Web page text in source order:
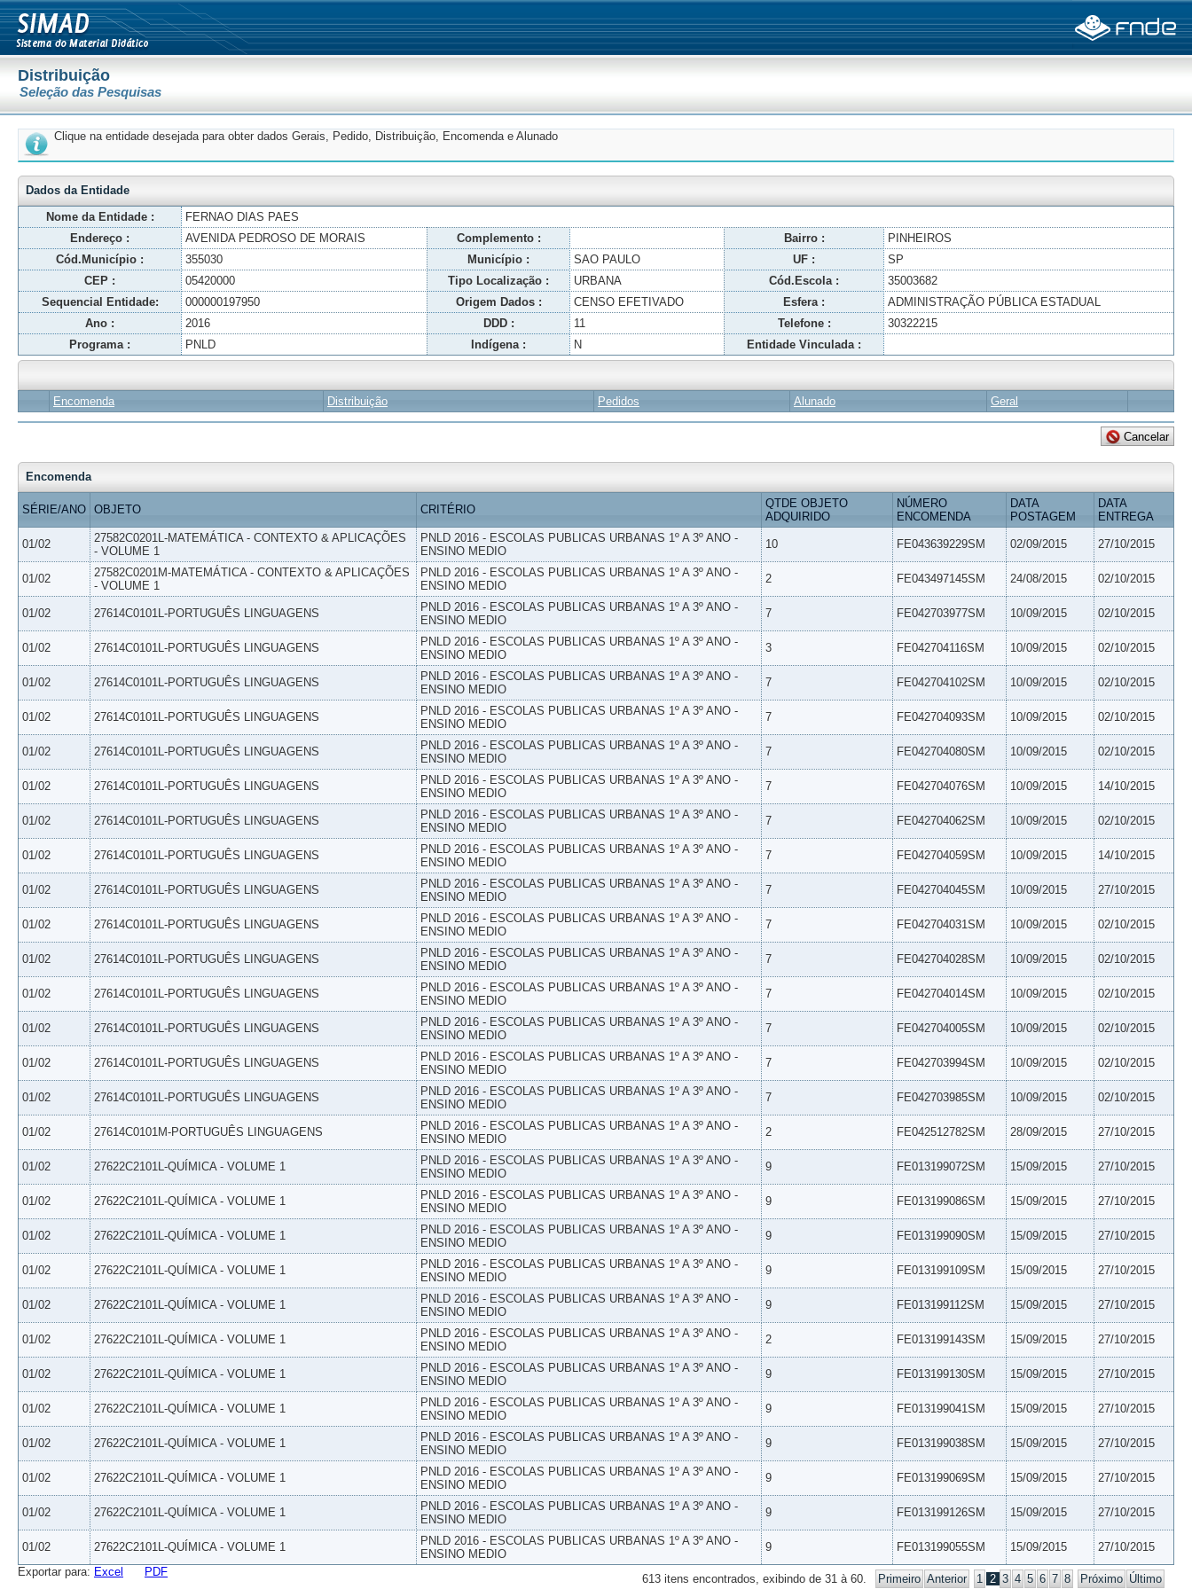
Distribuição
Seleção das Pesquisas
Clique na entidade desejada para obter dados Gerais, Pedido, Distribuição, Encomenda e Alunado
Dados da Entidade
Nome da Entidade :
FERNAO DIAS PAES
Endereço :
AVENIDA PEDROSO DE MORAIS Complemento : Bairro :
PINHEIROS
Cód.Município :
355030 Município : SAO PAULO UF :
SP
CEP :
05420000 Tipo Localização : URBANA Cód.Escola :
35003682
Sequencial Entidade:
000000197950 Origem Dados : CENSO EFETIVADO Esfera :
ADMINISTRAÇÃO PÚBLICA ESTADUAL
Ano :
2016 DDD : 11 Telefone :
30322215
Programa :
PNLD Indígena : N Entidade Vinculada :
Encomenda Distribuição Pedidos Alunado Geral
Encomenda
SÉRIE/ANO OBJETO CRITÉRIO
QTDE OBJETO
ADQUIRIDO
NÚMERO
ENCOMENDA
DATA
POSTAGEM
DATA
ENTREGA
01/02
27582C0201L-MATEMÁTICA - CONTEXTO & APLICAÇÕES
- VOLUME 1
PNLD 2016 - ESCOLAS PUBLICAS URBANAS 1º A 3º ANO -
ENSINO MEDIO
10 FE043639229SM 02/09/2015 27/10/2015
01/02
27582C0201M-MATEMÁTICA - CONTEXTO & APLICAÇÕES
- VOLUME 1
PNLD 2016 - ESCOLAS PUBLICAS URBANAS 1º A 3º ANO -
ENSINO MEDIO
2 FE043497145SM 24/08/2015 02/10/2015
01/02 27614C0101L-PORTUGUÊS LINGUAGENS
PNLD 2016 - ESCOLAS PUBLICAS URBANAS 1º A 3º ANO -
ENSINO MEDIO
7 FE042703977SM 10/09/2015 02/10/2015
01/02 27614C0101L-PORTUGUÊS LINGUAGENS
PNLD 2016 - ESCOLAS PUBLICAS URBANAS 1º A 3º ANO -
ENSINO MEDIO
3 FE042704116SM 10/09/2015 02/10/2015
01/02 27614C0101L-PORTUGUÊS LINGUAGENS
PNLD 2016 - ESCOLAS PUBLICAS URBANAS 1º A 3º ANO -
ENSINO MEDIO
7 FE042704102SM 10/09/2015 02/10/2015
01/02 27614C0101L-PORTUGUÊS LINGUAGENS
PNLD 2016 - ESCOLAS PUBLICAS URBANAS 1º A 3º ANO -
ENSINO MEDIO
7 FE042704093SM 10/09/2015 02/10/2015
01/02 27614C0101L-PORTUGUÊS LINGUAGENS
PNLD 2016 - ESCOLAS PUBLICAS URBANAS 1º A 3º ANO -
ENSINO MEDIO
7 FE042704080SM 10/09/2015 02/10/2015
01/02 27614C0101L-PORTUGUÊS LINGUAGENS
PNLD 2016 - ESCOLAS PUBLICAS URBANAS 1º A 3º ANO -
ENSINO MEDIO
7 FE042704076SM 10/09/2015 14/10/2015
01/02 27614C0101L-PORTUGUÊS LINGUAGENS
PNLD 2016 - ESCOLAS PUBLICAS URBANAS 1º A 3º ANO -
ENSINO MEDIO
7 FE042704062SM 10/09/2015 02/10/2015
01/02 27614C0101L-PORTUGUÊS LINGUAGENS
PNLD 2016 - ESCOLAS PUBLICAS URBANAS 1º A 3º ANO -
ENSINO MEDIO
7 FE042704059SM 10/09/2015 14/10/2015
01/02 27614C0101L-PORTUGUÊS LINGUAGENS
PNLD 2016 - ESCOLAS PUBLICAS URBANAS 1º A 3º ANO -
ENSINO MEDIO
7 FE042704045SM 10/09/2015 27/10/2015
01/02 27614C0101L-PORTUGUÊS LINGUAGENS
PNLD 2016 - ESCOLAS PUBLICAS URBANAS 1º A 3º ANO -
ENSINO MEDIO
7 FE042704031SM 10/09/2015 02/10/2015
01/02 27614C0101L-PORTUGUÊS LINGUAGENS
PNLD 2016 - ESCOLAS PUBLICAS URBANAS 1º A 3º ANO -
ENSINO MEDIO
7 FE042704028SM 10/09/2015 02/10/2015
01/02 27614C0101L-PORTUGUÊS LINGUAGENS
PNLD 2016 - ESCOLAS PUBLICAS URBANAS 1º A 3º ANO -
ENSINO MEDIO
7 FE042704014SM 10/09/2015 02/10/2015
01/02 27614C0101L-PORTUGUÊS LINGUAGENS
PNLD 2016 - ESCOLAS PUBLICAS URBANAS 1º A 3º ANO -
ENSINO MEDIO
7 FE042704005SM 10/09/2015 02/10/2015
01/02 27614C0101L-PORTUGUÊS LINGUAGENS
PNLD 2016 - ESCOLAS PUBLICAS URBANAS 1º A 3º ANO -
ENSINO MEDIO
7 FE042703994SM 10/09/2015 02/10/2015
01/02 27614C0101L-PORTUGUÊS LINGUAGENS
PNLD 2016 - ESCOLAS PUBLICAS URBANAS 1º A 3º ANO -
ENSINO MEDIO
7 FE042703985SM 10/09/2015 02/10/2015
01/02 27614C0101M-PORTUGUÊS LINGUAGENS
PNLD 2016 - ESCOLAS PUBLICAS URBANAS 1º A 3º ANO -
ENSINO MEDIO
2 FE042512782SM 28/09/2015 27/10/2015
01/02 27622C2101L-QUÍMICA - VOLUME 1
PNLD 2016 - ESCOLAS PUBLICAS URBANAS 1º A 3º ANO -
ENSINO MEDIO
9 FE013199072SM 15/09/2015 27/10/2015
01/02 27622C2101L-QUÍMICA - VOLUME 1
PNLD 2016 - ESCOLAS PUBLICAS URBANAS 1º A 3º ANO -
ENSINO MEDIO
9 FE013199086SM 15/09/2015 27/10/2015
01/02 27622C2101L-QUÍMICA - VOLUME 1
PNLD 2016 - ESCOLAS PUBLICAS URBANAS 1º A 3º ANO -
ENSINO MEDIO
9 FE013199090SM 15/09/2015 27/10/2015
01/02 27622C2101L-QUÍMICA - VOLUME 1
PNLD 2016 - ESCOLAS PUBLICAS URBANAS 1º A 3º ANO -
ENSINO MEDIO
9 FE013199109SM 15/09/2015 27/10/2015
01/02 27622C2101L-QUÍMICA - VOLUME 1
PNLD 2016 - ESCOLAS PUBLICAS URBANAS 1º A 3º ANO -
ENSINO MEDIO
9 FE013199112SM 15/09/2015 27/10/2015
01/02 27622C2101L-QUÍMICA - VOLUME 1
PNLD 2016 - ESCOLAS PUBLICAS URBANAS 1º A 3º ANO -
ENSINO MEDIO
2 FE013199143SM 15/09/2015 27/10/2015
01/02 27622C2101L-QUÍMICA - VOLUME 1
PNLD 2016 - ESCOLAS PUBLICAS URBANAS 1º A 3º ANO -
ENSINO MEDIO
9 FE013199130SM 15/09/2015 27/10/2015
01/02 27622C2101L-QUÍMICA - VOLUME 1
PNLD 2016 - ESCOLAS PUBLICAS URBANAS 1º A 3º ANO -
ENSINO MEDIO
9 FE013199041SM 15/09/2015 27/10/2015
01/02 27622C2101L-QUÍMICA - VOLUME 1
PNLD 2016 - ESCOLAS PUBLICAS URBANAS 1º A 3º ANO -
ENSINO MEDIO
9 FE013199038SM 15/09/2015 27/10/2015
01/02 27622C2101L-QUÍMICA - VOLUME 1
PNLD 2016 - ESCOLAS PUBLICAS URBANAS 1º A 3º ANO -
ENSINO MEDIO
9 FE013199069SM 15/09/2015 27/10/2015
01/02 27622C2101L-QUÍMICA - VOLUME 1
PNLD 2016 - ESCOLAS PUBLICAS URBANAS 1º A 3º ANO -
ENSINO MEDIO
9 FE013199126SM 15/09/2015 27/10/2015
01/02 27622C2101L-QUÍMICA - VOLUME 1
PNLD 2016 - ESCOLAS PUBLICAS URBANAS 1º A 3º ANO -
ENSINO MEDIO
9 FE013199055SM 15/09/2015 27/10/2015
613 itens encontrados, exibindo de 31 à 60. Primeiro Anterior 1 2 3 4 5 6 7 8 Próximo Último
Exportar para: Excel PDF